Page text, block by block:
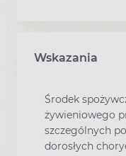
Wskazania
Środek
żywieniowego
szczególnych
dorosłych